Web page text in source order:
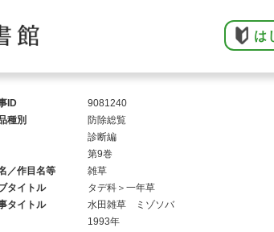
は
ID
9081240
種別
防除総覧
診断編
第9巻
／作目名等
雑草
タイトル
タデ科＞一年草
タイトル
水田雑草 ミゾソバ
1993年